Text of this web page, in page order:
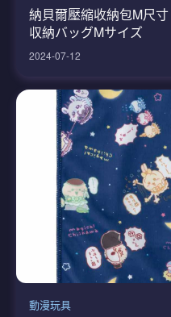
納貝爾壓縮收納包M尺
収納バッグMサイズ
2024-07-12
動漫玩具